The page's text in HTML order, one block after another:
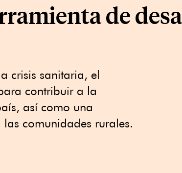
de
crisis sanitaria, el
contribuir a la
así como una
comunidades rurales.